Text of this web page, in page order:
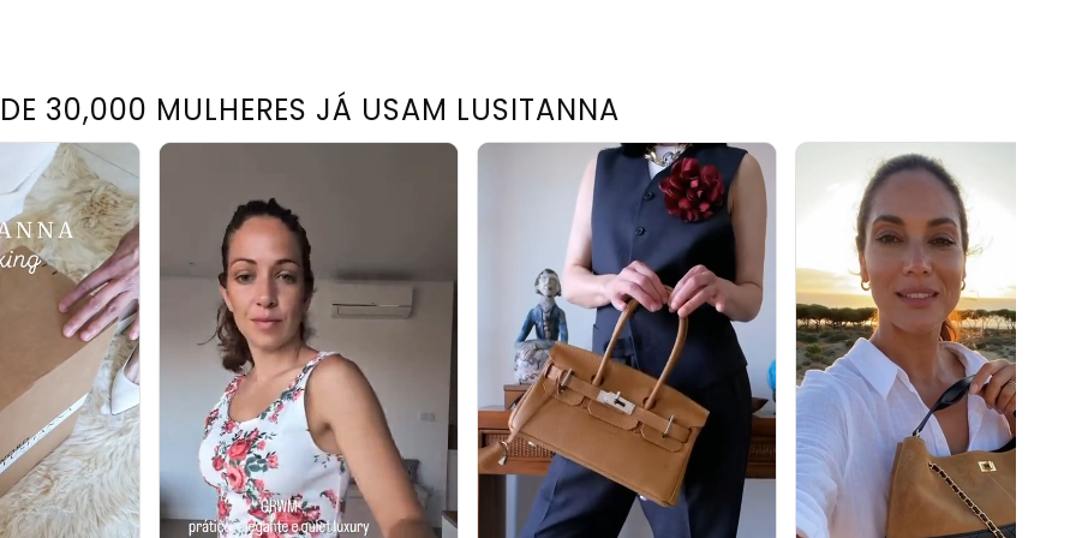
30,000 MULHERES JÁ USAM LUSITANNA